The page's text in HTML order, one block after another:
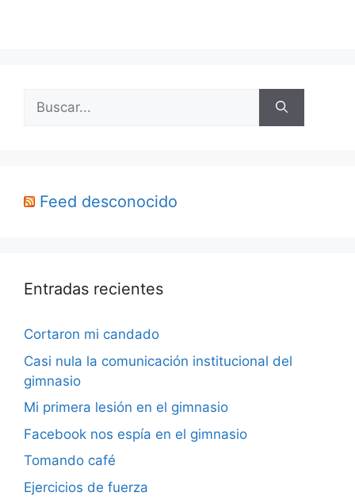
Buscar:
Feed desconocido
Entradas recientes
Cortaron mi candado
Casi nula la comunicación institucional del
gimnasio
Mi primera lesión en el gimnasio
Facebook nos espía en el gimnasio
Tomando café
Ejercicios de fuerza